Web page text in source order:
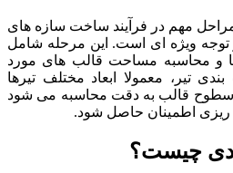
مراحل مهم در فرآیند ساخت سازه‌ های
توجه ویژه‌ ای است. این مرحله شامل
و محاسبه مساحت قالب‌ های مورد
تیر، معمولا ابعاد مختلف تیرها
سطوح قالب به دقت محاسبه می ‌شود
ریزی اطمینان حاصل شود​.
چیست؟